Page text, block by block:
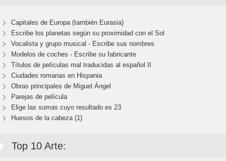
Capitales de Europa (también Eurasia)
Escribe los planetas según su proximidad con el Sol
Vocalista y grupo musical - Escribe sus nombres
Modelos de coches - Escribe su fabricante
Títulos de películas mal traducidas al español II
Ciudades romanas en Hispania
Obras principales de Miguel Ángel
Parejas de película
Elige las sumas cuyo resultado es 23
Huesos de la cabeza (1)
Top 10 Arte: